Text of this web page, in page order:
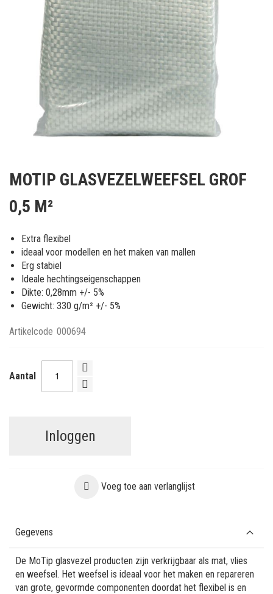
het
van
afbeeldingen-
gallerij
MOTIP GLASVEZELWEEFSEL GROF
0,5 M²
Extra flexibel
ideaal voor modellen en het maken van mallen
Erg stabiel
Ideale hechtingseigenschappen
Dikte: 0,28mm +/- 5%
Gewicht: 330 g/m² +/- 5%
Artikelcode 000694
Aantal
Inloggen
Voeg toe aan verlanglijst
Gegevens
De MoTip glasvezel producten zijn verkrijgbaar als mat, vlies
en weefsel. Het weefsel is ideaal voor het maken en repareren
van grote, gevormde componenten doordat het flexibel is en